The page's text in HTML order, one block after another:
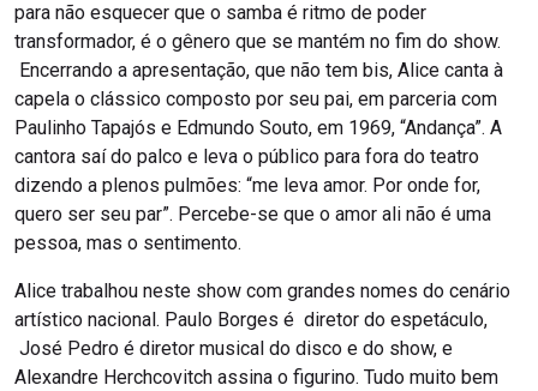
para não esquecer que o samba é ritmo de poder
transformador, é o gênero que se mantém no fim do show.
Encerrando a apresentação, que não tem bis, Alice canta à
capela o clássico composto por seu pai, em parceria com
Paulinho Tapajós e Edmundo Souto, em 1969, “Andança”. A
cantora saí do palco e leva o público para fora do teatro
dizendo a plenos pulmões: “me leva amor. Por onde for,
quero ser seu par”. Percebe-se que o amor ali não é uma
pessoa, mas o sentimento.
Alice trabalhou neste show com grandes nomes do cenário
artístico nacional. Paulo Borges é diretor do espetáculo,
José Pedro é diretor musical do disco e do show, e
Alexandre Herchcovitch assina o figurino. Tudo muito bem